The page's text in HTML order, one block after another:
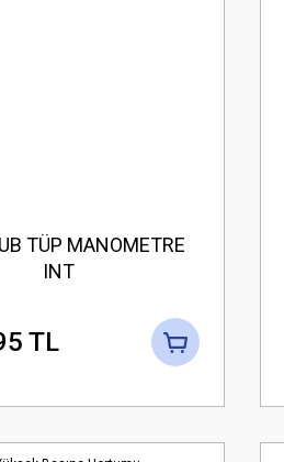
TÜP MANOMETRE
INT
TL